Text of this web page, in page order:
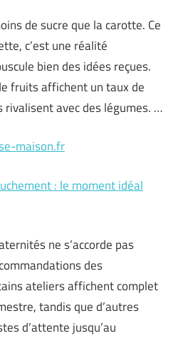
de sucre que la carotte. Ce
c’est une réalité
bien des idées reçues.
fruits affichent un taux de
rivalisent avec des légumes. …
maison.fr
: le moment idéal
ne s’accorde pas
des
ateliers affichent complet
tandis que d’autres
d’attente jusqu’au